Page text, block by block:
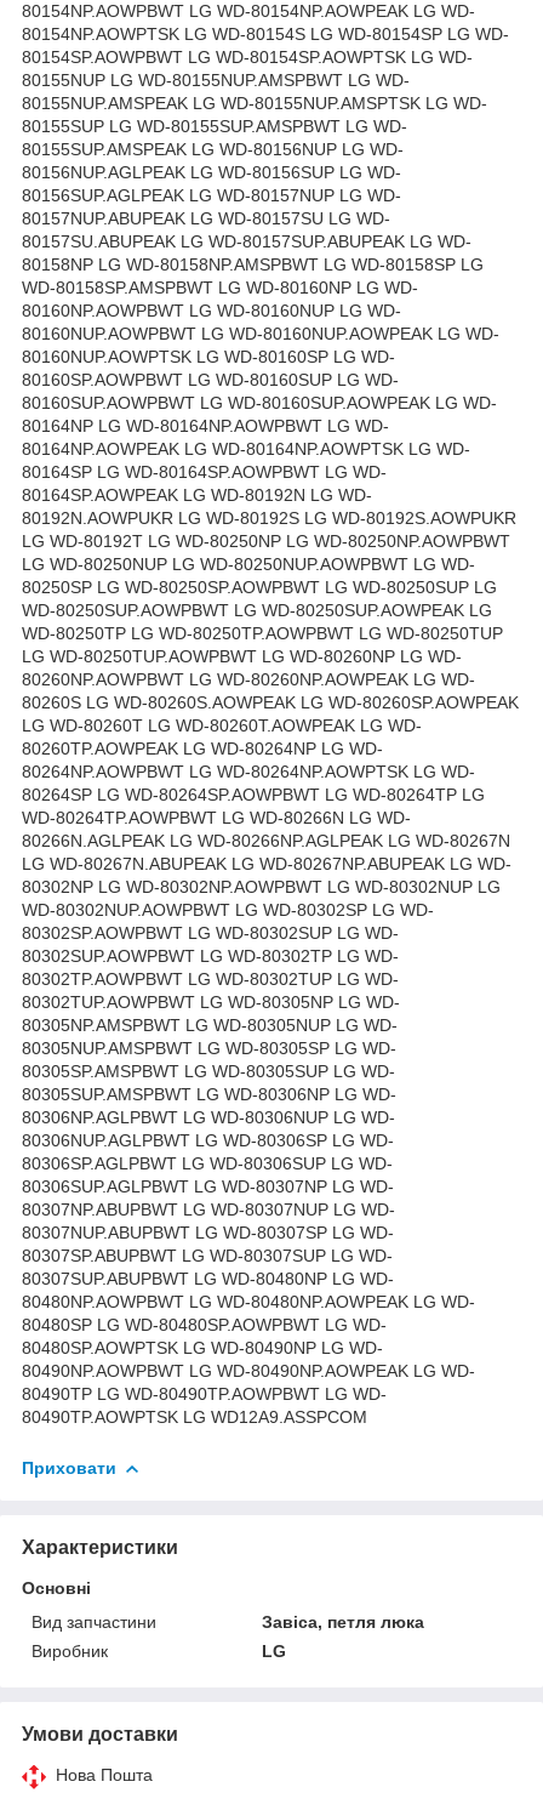
Приховати
Характеристики
Основні
Вид запчастини
Завіса, петля люка
Виробник
LG
Умови доставки
Нова Пошта